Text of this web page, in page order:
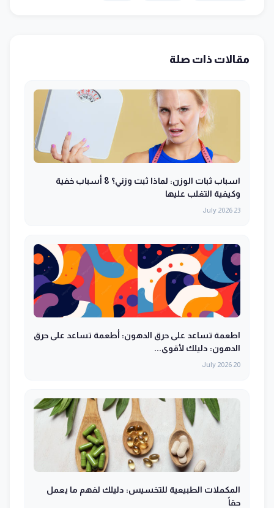
مقالات ذات صلة
اسباب ثبات الوزن: لماذا ثبت وزني؟ 8 أسباب خفية
وكيفية التغلب عليها
23 July 2026
اطعمة تساعد على حرق الدهون: أطعمة تساعد على حرق
الدهون: دليلك لأقوى...
20 July 2026
المكملات الطبيعية للتخسيس: دليلك لفهم ما يعمل
حقاً